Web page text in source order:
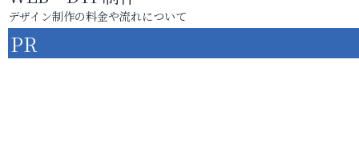
デザイン制作の料金や流れについて
PR